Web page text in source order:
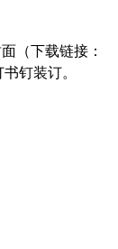
（下载链接：
钉装订。